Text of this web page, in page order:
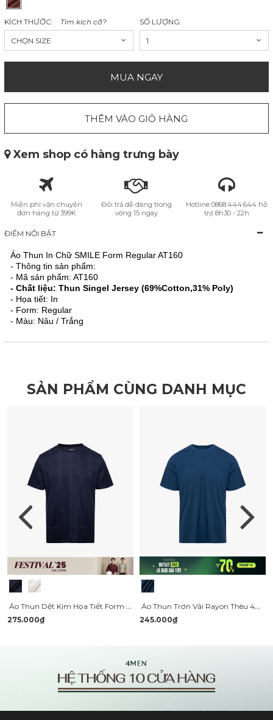
KÍCH THƯỚC: Tìm kích cỡ?
CHỌN SIZE
SỐ LƯỢNG:
1
MUA NGAY
THÊM VÀO GIỎ HÀNG
Xem shop có hàng trưng bày
Miễn phí vận chuyển
đơn hàng từ 399K
Đổi trả dễ dàng trong
vòng 15 ngày
Hotline 0868.444.644 hỗ
trợ 8h30 - 22h
ĐIỂM NỔI BẬT
Áo Thun In Chữ SMILE Form Regular AT160
- Thông tin sản phẩm:
- Mã sản phẩm: AT160
- Chất liệu: Thun Singel Jersey (69%Cotton,31% Poly)
- Họa tiết: In
- Form: Regular
- Màu: Nâu / Trắng
SẢN PHẨM CÙNG DANH MỤC
Áo Thun Dệt Kim Họa Tiết Form Slimfit AT182
275.000₫
Áo Thun Trơn Vải Rayon Thêu 4MEN Club Tay Áo Form Slimfit AT155
245.000₫